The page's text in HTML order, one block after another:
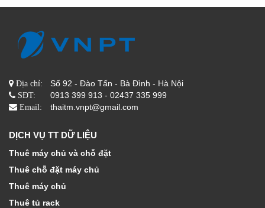
Địa chỉ: Số 92 - Đào Tấn - Bà Đình - Hà Nội
SĐT: 0913 399 913 - 02437 335 999
Email: thaitm.vnpt@gmail.com
DỊCH VỤ TT DỮ LIỆU
Thuê máy chủ và chỗ đặt
Thuê chỗ đặt máy chủ
Thuê máy chủ
Thuê tủ rack